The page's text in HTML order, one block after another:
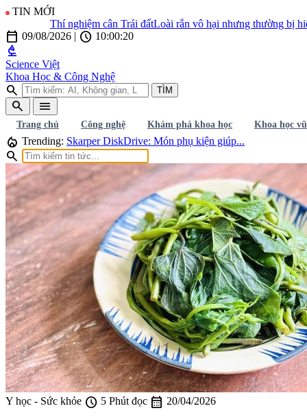
TIN MỚI
Thí nghiệm cân Trái đấtLoài rắn vô hại nhưng thường bị hiểu
calendar_today 09/08/2026 | schedule 10:00:22
biotech
Science Việt
Khoa Học & Công Nghệ
search TÌM
search menu
Trang chủ Công nghệ Khám phá khoa học Khoa học
local_fire_department Trending: Skarper DiskDrive: Món phụ kiện giúp...
search
Y học - Sức khỏe schedule 5 Phút đọc calendar_month 20/04/2026